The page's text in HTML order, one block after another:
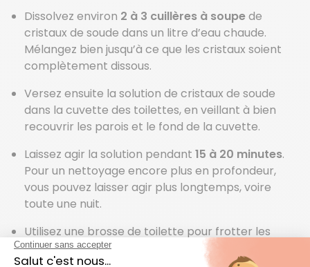
Dissolvez environ 2 à 3 cuillères à soupede
cristaux de soude dans un litre d’eau chaude.
Mélangez bien jusqu’à ce que les cristaux soient
complètement dissous.
Versez ensuite la solution de cristaux de soude
dans la cuvette des toilettes, en veillant à bien
recouvrir les parois et le fond de la cuvette.
Laissez agir la solution pendant 15 à 20 minutes.
Pour un nettoyage encore plus en profondeur,
vous pouvez laisser agir plus longtemps, voire
toute une nuit.
Utilisez une brosse de toilette pour frotter les
parois et le fond de la cuvette. Insistez